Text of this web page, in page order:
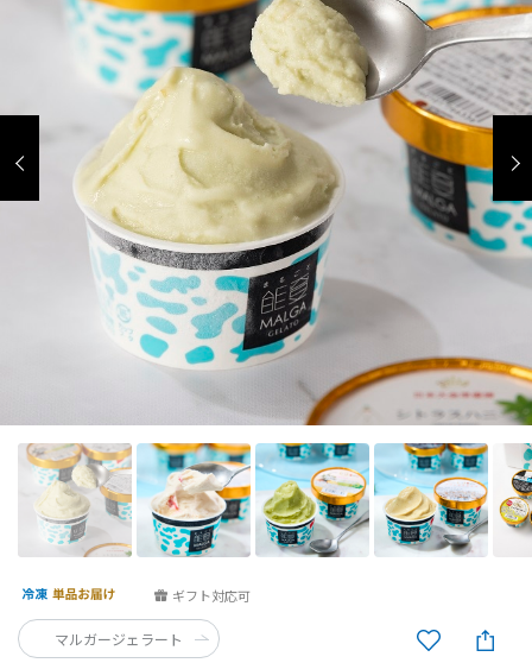
ギフト対応可
マルガージェラート